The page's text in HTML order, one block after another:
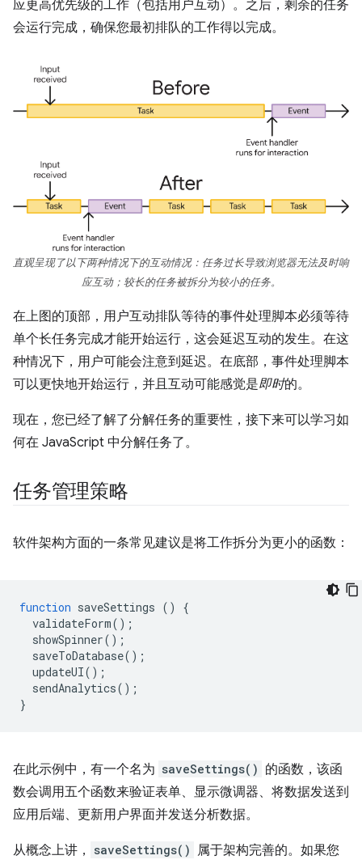
应更高优先级的工作（包括用户互动）。之后，剩余的任务
会运行完成，确保您最初排队的工作得以完成。
直观呈现了以下两种情况下的互动情况：任务过长导致浏览器无法及时响
应互动；较长的任务被拆分为较小的任务。
在上图的顶部，用户互动排队等待的事件处理脚本必须等待
单个长任务完成才能开始运行，这会延迟互动的发生。在这
种情况下，用户可能会注意到延迟。在底部，事件处理脚本
可以更快地开始运行，并且互动可能感觉是即时的。
现在，您已经了解了分解任务的重要性，接下来可以学习如
何在 JavaScript 中分解任务了。
任务管理策略
软件架构方面的一条常见建议是将工作拆分为更小的函数：
function saveSettings ()
{
validateForm();
showSpinner();
saveToDatabase();
updateUI();
sendAnalytics();
}
在此示例中，有一个名为 saveSettings() 的函数，该函
数会调用五个函数来验证表单、显示微调器、将数据发送到
应用后端、更新用户界面并发送分析数据。
从概念上讲， saveSettings() 属于架构完善的。如果您